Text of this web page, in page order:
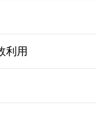
利用